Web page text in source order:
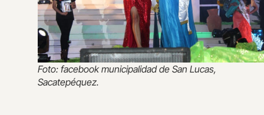
Foto: facebook municipalidad de San Lucas,
Sacatepéquez.